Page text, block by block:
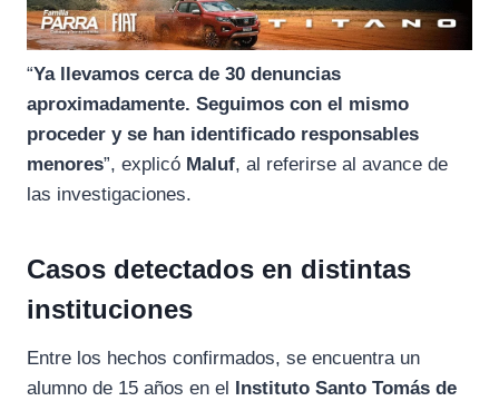
“Ya llevamos cerca de 30 denuncias
aproximadamente. Seguimos con el mismo
proceder y se han identificado responsables
menores”, explicó Maluf, al referirse al avance de
las investigaciones.
Casos detectados en distintas
instituciones
Entre los hechos confirmados, se encuentra un
alumno de 15 años en el Instituto Santo Tomás de